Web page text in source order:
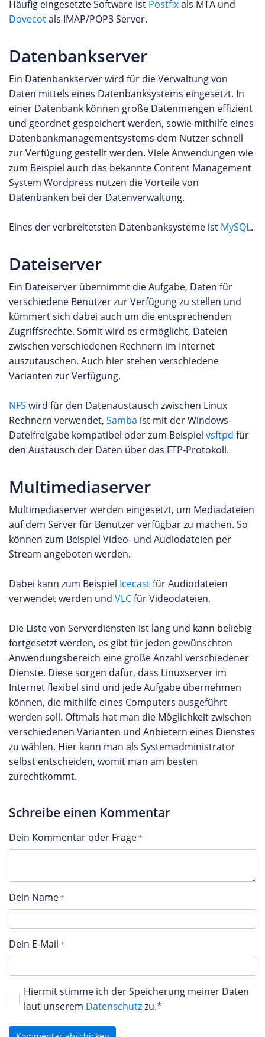
Häufig eingesetzte Software ist Postfixals MTA und
Dovecotals IMAP/POP3 Server.
Datenbankserver
Ein Datenbankserver wird für die Verwaltung von
Daten mittels eines Datenbanksystems eingesetzt. In
einer Datenbank können große Datenmengen effizient
und geordnet gespeichert werden, sowie mithilfe eines
Datenbankmanagementsystems dem Nutzer schnell
zur Verfügung gestellt werden. Viele Anwendungen wie
zum Beispiel auch das bekannte Content Management
System Wordpress nutzen die Vorteile von
Datenbanken bei der Datenverwaltung.
Eines der verbreitetsten Datenbanksysteme ist MySQL.
Dateiserver
Ein Dateiserver übernimmt die Aufgabe, Daten für
verschiedene Benutzer zur Verfügung zu stellen und
kümmert sich dabei auch um die entsprechenden
Zugriffsrechte. Somit wird es ermöglicht, Dateien
zwischen verschiedenen Rechnern im Internet
auszutauschen. Auch hier stehen verschiedene
Varianten zur Verfügung.
NFS wird für den Datenaustausch zwischen Linux
Rechnern verwendet, Samba ist mit der Windows-
Dateifreigabe kompatibel oder zum Beispiel vsftpd für
den Austausch der Daten über das FTP-Protokoll.
Multimediaserver
Multimediaserver werden eingesetzt, um Mediadateien
auf dem Server für Benutzer verfügbar zu machen. So
können zum Beispiel Video- und Audiodateien per
Stream angeboten werden.
Dabei kann zum Beispiel Icecastfür Audiodateien
verwendet werden und VLCfür Videodateien.
Die Liste von Serverdiensten ist lang und kann beliebig
fortgesetzt werden, es gibt für jeden gewünschten
Anwendungsbereich eine große Anzahl verschiedener
Dienste. Diese sorgen dafür, dass Linuxserver im
Internet flexibel sind und jede Aufgabe übernehmen
können, die mithilfe eines Computers ausgeführt
werden soll. Oftmals hat man die Möglichkeit zwischen
verschiedenen Varianten und Anbietern eines Dienstes
zu wählen. Hier kann man als Systemadministrator
selbst entscheiden, womit man am besten
zurechtkommt.
Schreibe einen Kommentar
Dein Kommentar oder Frage
Dein Name
Dein E-Mail
Hiermit stimme ich der Speicherung meiner Daten
laut unserem Datenschutzzu.*